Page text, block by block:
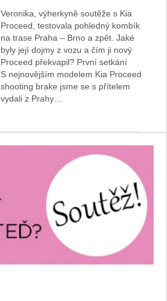
Veronika, výherkyně soutěže s Kia
Proceed, testovala pohledný kombík
na trase Praha – Brno a zpět. Jaké
byly její dojmy z vozu a čím ji nový
Proceed překvapil? První setkání
S nejnovějším modelem Kia Proceed
shooting brake jsme se s přítelem
vydali z Prahy…